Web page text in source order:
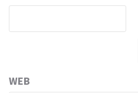
WEB